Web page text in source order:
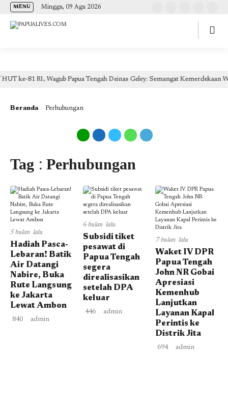
(self.SWG_BASIC = self.SWG_BASIC || []).push( basicSubscriptions => {
basicSubscriptions.init({ type: "NewsArticle", isPartOfType: ["Product"], isPartOfProductId:
MENU Minggu, 09 Agu 2026
Papua Tengah Deinas Geley: Semangat Kemerdekaan Wujudkan Melalui
Beranda Perhubungan
Tag : Perhubungan
5 bulan lalu
Hadiah Pasca-
Lebaran! Batik
Air Datangi
Nabire, Buka
Rute Langsung
ke Jakarta
Lewat Ambon
840 admin
6 bulan lalu
Subsidi tiket
pesawat di
Papua Tengah
segera
direalisasikan
setelah DPA
keluar
446 admin
7 bulan lalu
Waket IV DPR
Papua Tengah
John NR Gobai
Apresiasi
Kemenhub
Lanjutkan
Layanan Kapal
Perintis ke
Distrik Jita
694 admin